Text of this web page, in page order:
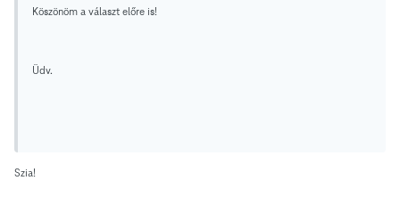
Köszönöm a választ előre is!
Üdv.
Szia!